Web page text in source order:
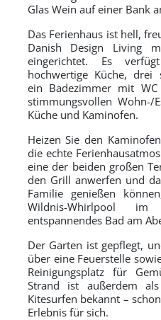
Glas Wein auf einer Bank
Das Ferienhaus ist hell,
Danish Design Living
eingerichtet. Es
hochwertige Küche, drei
ein Badezimmer mit
stimmungsvollen Wohn-/
Küche und Kaminofen.
Heizen Sie den
die echte
eine der beiden großen
den Grill anwerfen und
Familie genießen
Wildnis-Whirlpool
entspannendes Bad am
Der Garten ist gepflegt,
über eine Feuerstelle
Reinigungsplatz für
Strand ist außerdem
Kitesurfen bekannt –
Erlebnis für sich.